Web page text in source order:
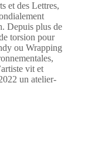
et des Lettres,
Depuis plus de
torsion pour
ou Wrapping
vit et
un atelier-